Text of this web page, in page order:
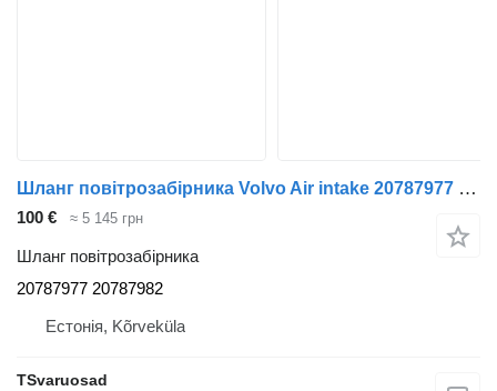
Шланг повітрозабірника Volvo Air intake 20787977 до тягача Volvo FL280
100 € ≈ 5 145 грн
Шланг повітрозабірника
20787977 20787982
Естонія, Kõrveküla
TSvaruosad